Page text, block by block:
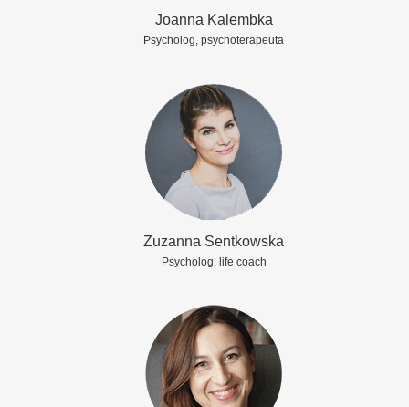
Joanna Kalembka
Psycholog, psychoterapeuta
Zuzanna Sentkowska
Psycholog, life coach